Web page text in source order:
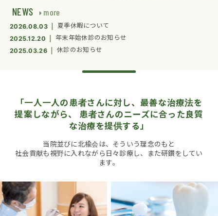
NEWS more
2026.08.03
夏季休暇について
2025.12.20
年末年始休診のお知らせ
2025.03.26
休診のお知らせ
「一人一人の患者さんに対し、最善な治療法を
提案しながら、
患者さんのニーズに合った良質
な治療を提供する」
当院並びに北楡会は、そういう理念のもと
社会貢献も視野に入れながら日々診療し、また研鑽をしてい
ます。